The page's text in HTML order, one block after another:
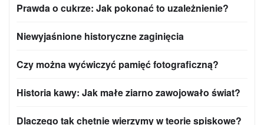
Prawda o cukrze: Jak pokonać to uzależnienie?
Niewyjaśnione historyczne zaginięcia
Czy można wyćwiczyć pamięć fotograficzną?
Historia kawy: Jak małe ziarno zawojowało świat?
Dlaczego tak chętnie wierzymy w teorie spiskowe?